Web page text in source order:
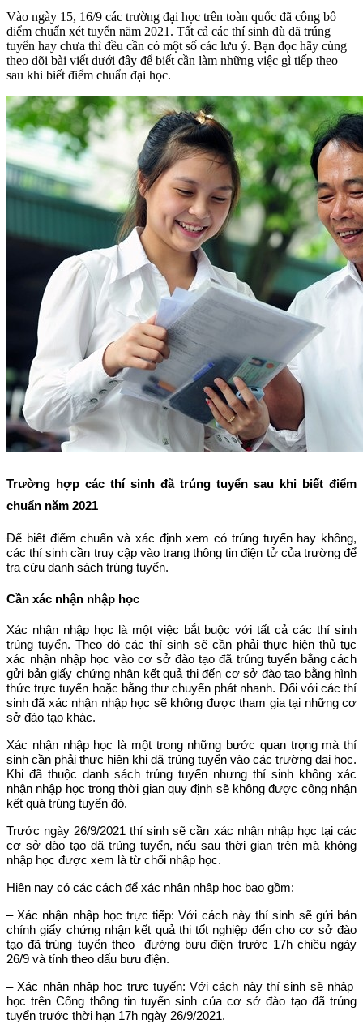
Vào ngày 15, 16/9 các trường đại học trên toàn quốc đã công bố
điểm chuẩn xét tuyển năm 2021. Tất cả các thí sinh dù đã trúng
tuyển hay chưa thì đều cần có một số các lưu ý. Bạn đọc hãy cùng
theo dõi bài viết dưới đây để biết cần làm những việc gì tiếp theo
sau khi biết điểm chuẩn đại học.
Trường hợp các thí sinh đã trúng tuyển sau khi biết điểm
chuẩn năm 2021
Để biết điểm chuẩn và xác định xem có trúng tuyển hay không,
các thí sinh cần truy cập vào trang thông tin điện tử của trường để
tra cứu danh sách trúng tuyển.
Cần xác nhận nhập học
Xác nhận nhập học là một việc bắt buộc với tất cả các thí sinh
trúng tuyển. Theo đó các thí sinh sẽ cần phải thực hiện thủ tục
xác nhận nhập học vào cơ sở đào tạo đã trúng tuyển bằng cách
gửi bản giấy chứng nhận kết quả thi đến cơ sở đào tạo bằng hình
thức trực tuyến hoặc bằng thư chuyển phát nhanh. Đối với các thí
sinh đã xác nhận nhập học sẽ không được tham gia tại những cơ
sở đào tạo khác.
Xác nhận nhập học là một trong những bước quan trọng mà thí
sinh cần phải thực hiện khi đã trúng tuyển vào các trường đại học.
Khi đã thuộc danh sách trúng tuyển nhưng thí sinh không xác
nhận nhập học trong thời gian quy định sẽ không được công nhận
kết quá trúng tuyển đó.
Trước ngày 26/9/2021 thí sinh sẽ cần xác nhận nhập học tại các
cơ sở đào tạo đã trúng tuyển, nếu sau thời gian trên mà không
nhập học được xem là từ chối nhập học.
Hiện nay có các cách để xác nhận nhập học bao gồm:
– Xác nhận nhập học trực tiếp: Với cách này thí sinh sẽ gửi bản
chính giấy chứng nhận kết quả thi tốt nghiệp đến cho cơ sở đào
tạo đã trúng tuyển theo đường bưu điện trước 17h chiều ngày
26/9 và tính theo dấu bưu điện.
– Xác nhận nhập học trực tuyến: Với cách này thí sinh sẽ nhập
học trên Cổng thông tin tuyển sinh của cơ sở đào tạo đã trúng
tuyển trước thời hạn 17h ngày 26/9/2021.